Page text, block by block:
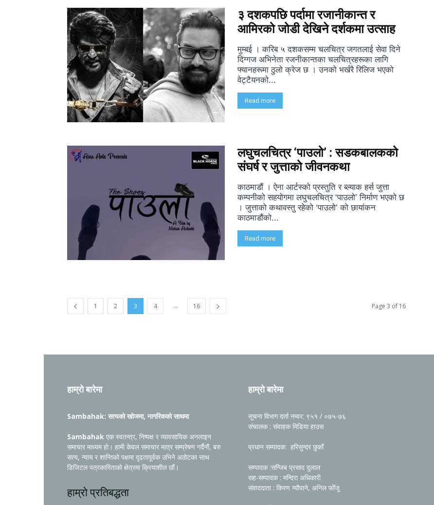
३ दशकपछि पर्दामा रजानीकान्त र
आमिरको जोडी देखिने दर्शकमा उत्साह
मुम्बई । करिब ५ दशकसम्म चलचित्र जगतलाई सेवा दिने
दिग्गज अभिनेता रजनीकान्तका चलचित्रहरूका लागि
फ्यानहरूमा ठुलो क्रेज छ । उनको भर्खरै रिलिज भएको
वेट्टैयनको...
Read more
लघुचलचित्र ‘पाउलो’ : सडकबालकको
संघर्ष र जुत्ताको जीवनकथा
काठमाडौं । ऐना आर्टस्को प्रस्तुति र ब्ल्याक हर्स जुत्ता
कम्पनीको सहयोगमा लघुचलचित्र ‘पाउलो’ निर्माण भएको छ
। जुत्ताको कथावस्तु रहेको ‘पाउलो’ को छायांकन
काठमाडौंको...
Read more
1 2 3 4 ... 16 Page 3 of 16
हाम्रो बारेमा
Sambahak: सत्यको खोजमा, नागरिकको साथमा
Sambahak एक स्वतन्त्र, निष्पक्ष र व्यावसायिक अनलाइन
समाचार माध्यम हो। हामी केवल समाचार मात्र सम्प्रेषण गर्दैनौं, बरु
सत्य, न्याय र शान्तिको पक्षमा दृढतापूर्वक उभिने अठोटका साथ
डिजिटल पत्रकारिताको क्षेत्रमा क्रियाशील छौं।
हाम्रो प्रतिबद्धता
हाम्रो बारेमा
सूचना विभाग दर्ता नम्वर: ९५१ / ०७५-७६
संचालक : संवाहक मिडिया हाउस
प्रधान सम्पादक: हरिसुन्दर छुकाँ
सम्पादक :सन्जिब प्रसाद दुलाल
सह-सम्पादक : मन्दिरा अधिकारी
संवाददाता : किरण न्यौपाने, अनिल फोँजू